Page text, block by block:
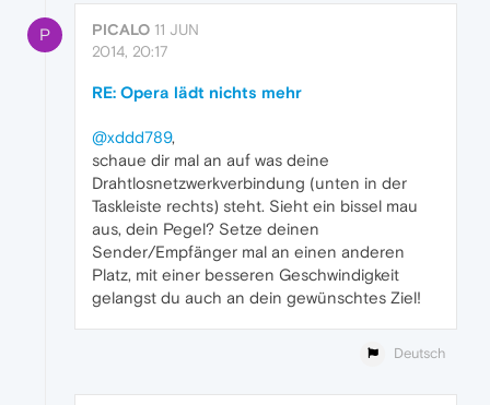
P PICALO 11 JUN
2014, 20:17
RE: Opera lädt nichts mehr
@xddd789,
schaue dir mal an auf was deine
Drahtlosnetzwerkverbindung (unten in der
Taskleiste rechts) steht. Sieht ein bissel mau
aus, dein Pegel? Setze deinen
Sender/Empfänger mal an einen anderen
Platz, mit einer besseren Geschwindigkeit
gelangst du auch an dein gewünschtes Ziel!
Deutsch